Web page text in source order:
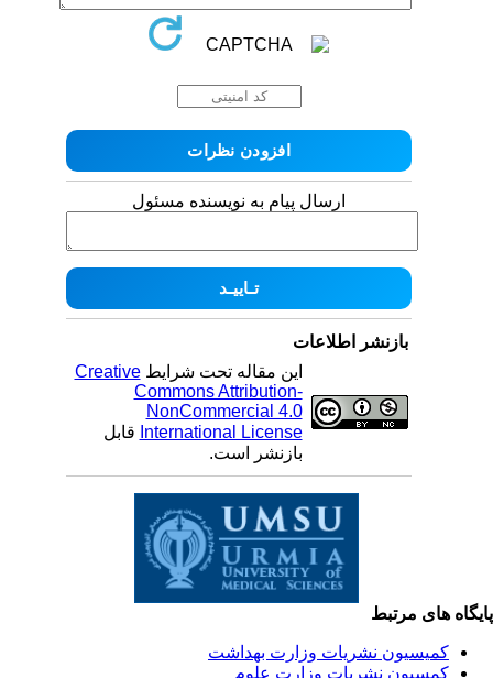
ارسال پیام به نویسنده مسئول
بازنشر اطلاعات
این مقاله تحت شرایطCreative
Commons Attribution-
NonCommercial 4.0
International Licenseقابل
بازنشر است.
های مرتبط
کمیسیون نشریات وزارت بهداشت
کمسیون نشریات وزارت علوم